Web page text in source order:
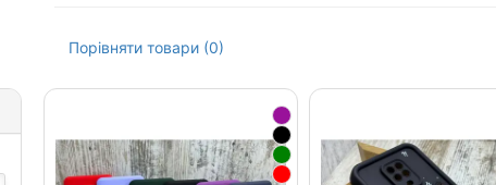
Порівняти товари (0)